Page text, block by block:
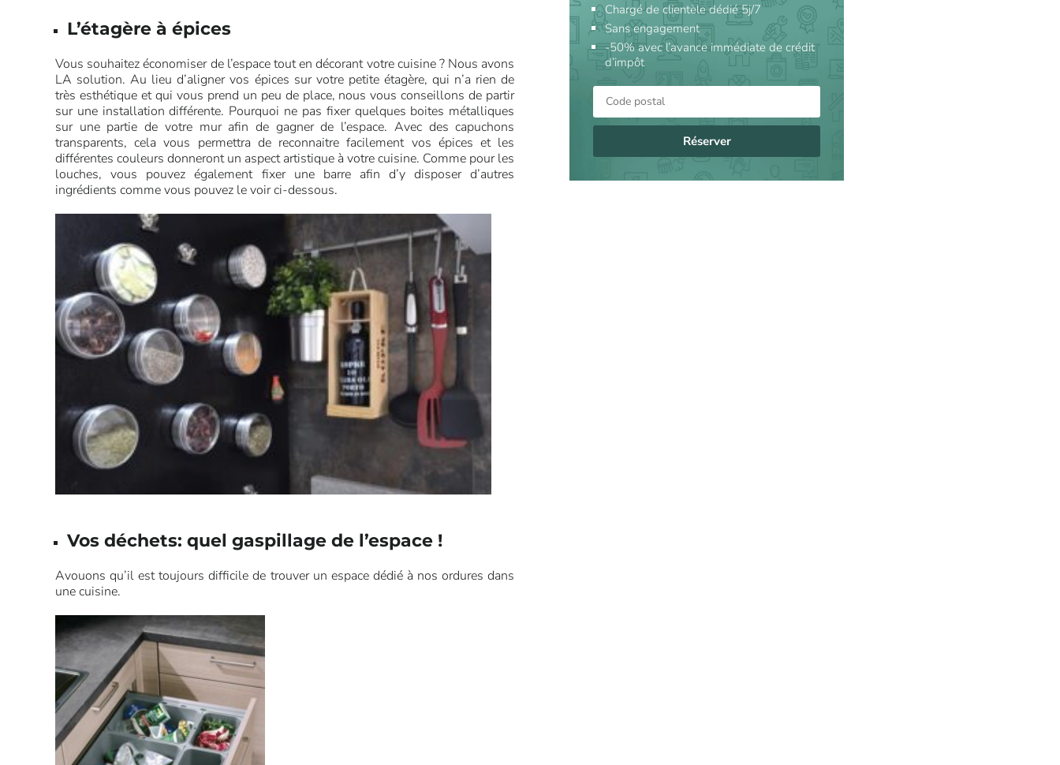
L’étagère à épices
Vous souhaitez économiser de l’espace tout en décorant votre cuisine ? Nous avons
LA solution. Au lieu d’aligner vos épices sur votre petite étagère, qui n’a rien de
très esthétique et qui vous prend un peu de place, nous vous conseillons de partir
sur une installation différente. Pourquoi ne pas fixer quelques boites métalliques
sur une partie de votre mur afin de gagner de l’espace. Avec des capuchons
transparents, cela vous permettra de reconnaitre facilement vos épices et les
différentes couleurs donneront un aspect artistique à votre cuisine. Comme pour les
louches, vous pouvez également fixer une barre afin d’y disposer d’autres
ingrédients comme vous pouvez le voir ci-dessous.
Vos déchets: quel gaspillage de l’espace !
Avouons qu’il est toujours difficile de trouver un espace dédié à nos ordures dans
une cuisine.
Chargé de clientèle dédié 5j/7
Sans engagement
-50% avec l’avance immédiate de crédit
d’impôt
Réserver